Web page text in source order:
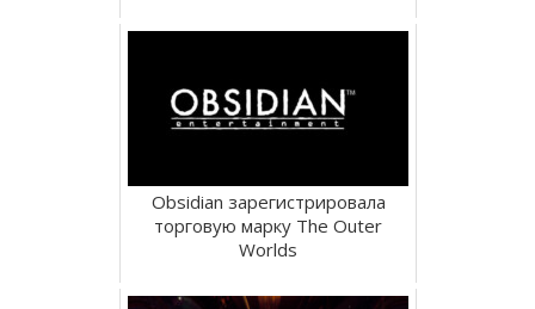
Obsidian зарегистрировала
торговую марку The Outer
Worlds